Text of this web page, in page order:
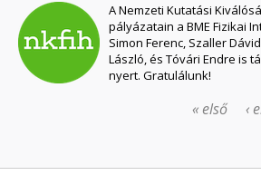
A Nemzeti Kutatási
pályázatain a BME Fizikai
Simon Ferenc, Szaller
László, és Tóvári Endre is
nyert. Gratulálunk!
« első ‹